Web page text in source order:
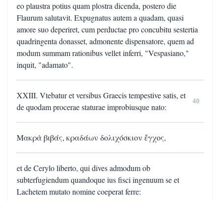
eo plaustra potius quam plostra dicenda, postero die
Flaurum salutavit. Expugnatus autem a quadam, quasi
amore suo deperiret, cum perductae pro concubitu sestertia
quadringenta donasset, admonente dispensatore, quem ad
modum summam rationibus vellet inferri, "Vespasiano,"
inquit, "adamato".
XXIII. Vtebatur et versibus Graecis tempestive satis, et
de quodam procerae staturae improbiusque nato:
40
Μακρὰ βιβάς, κραδάων δολιχόσκιον ἔγχος,
et de Cerylo liberto, qui dives admodum ob
subterfugiendum quandoque ius fisci ingenuum se et
Lachetem mutato nomine coeperat ferre: